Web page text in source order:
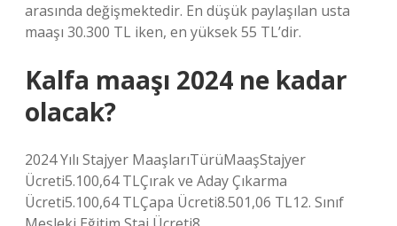
arasında değişmektedir. En düşük paylaşılan usta
maaşı 30.300 TL iken, en yüksek 55 TL’dir.
Kalfa maaşı 2024 ne kadar
olacak?
2024 Yılı Stajyer MaaşlarıTürüMaaşStajyer
Ücreti5.100,64 TLÇırak ve Aday Çıkarma
Ücreti5.100,64 TLÇapa Ücreti8.501,06 TL12. Sınıf